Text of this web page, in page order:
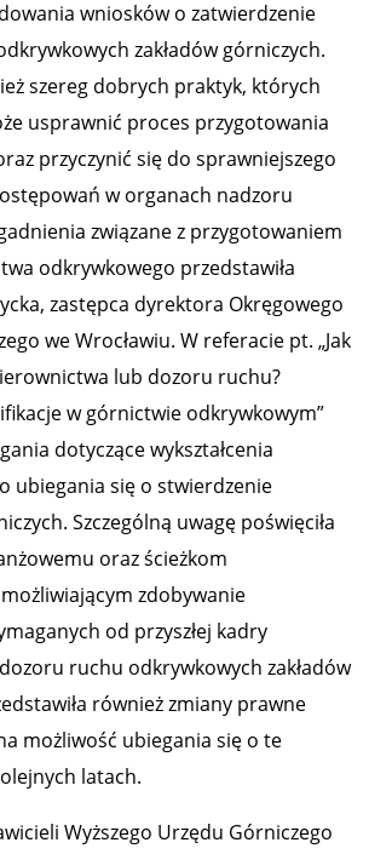
wniosków o zatwierdzenie
zakładów górniczych.
szereg dobrych praktyk, których
usprawnić proces przygotowania
przyczynić się do sprawniejszego
w organach nadzoru
związane z przygotowaniem
odkrywkowego przedstawiła
zastępca dyrektora Okręgowego
we Wrocławiu. W referacie pt. „Jak
lub dozoru ruchu?
w górnictwie odkrywkowym”
dotyczące wykształcenia
ubiegania się o stwierdzenie
Szczególną uwagę poświęciła
oraz ścieżkom
zdobywanie
od przyszłej kadry
ruchu odkrywkowych zakładów
również zmiany prawne
możliwość ubiegania się o te
latach.
Wyższego Urzędu Górniczego